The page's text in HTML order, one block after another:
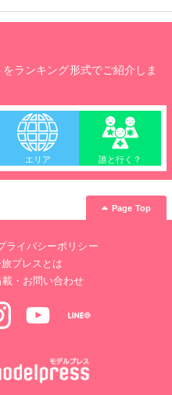
青の間」を代表とする階上の鮮やか
この御殿の大きな特色。
ランキング形式でご紹介しま
エリア 誰と行く？
Page Top
ライバシーポリシー
プレスとは
・お問い合わせ